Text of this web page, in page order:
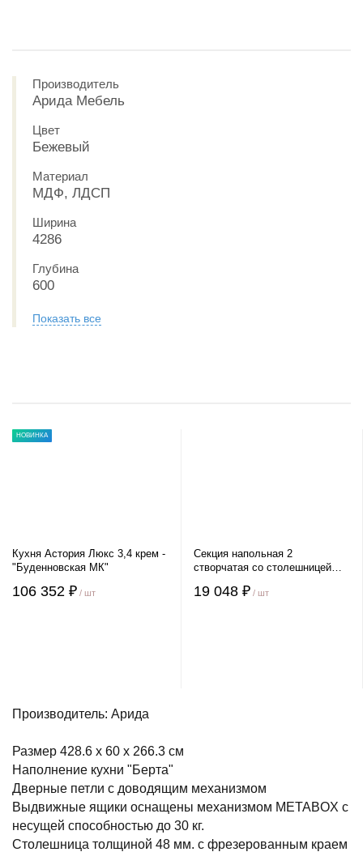
Производитель
Арида Мебель
Цвет
Бежевый
Материал
МДФ, ЛДСП
Ширина
4286
Глубина
600
Показать все
НОВИНКА
Кухня Астория Люкс 3,4 крем -
"Буденновская МК"
106 352 ₽ / шт
Секция напольная 2
створчатая со столешницей
19 048 ₽ / шт
Производитель: Арида
Размер 428.6 x 60 x 266.3 см
Наполнение кухни "Берта"
Дверные петли с доводящим механизмом
Выдвижные ящики оснащены механизмом МЕТАBOX с
несущей способностью до 30 кг.
Столешница толщиной 48 мм. с фрезерованным краем